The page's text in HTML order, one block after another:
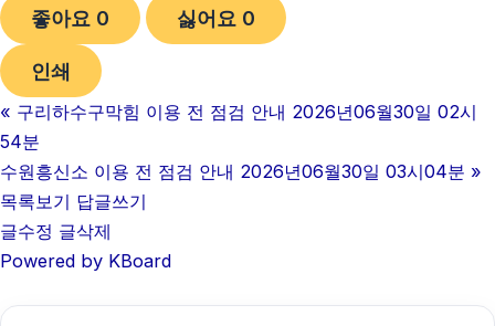
위자료
서울상간녀소송변호사
좋아요 0 싫어요 0
인쇄
« 구리하수구막힘 이용 전 점검 안내 2026년06월30일 02시
54분
수원흥신소 이용 전 점검 안내 2026년06월30일 03시04분 »
목록보기 답글쓰기
글수정 글삭제
Powered by KBoard